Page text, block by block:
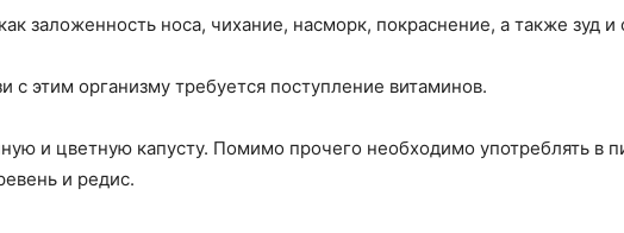
заложенность носа, чихание, насморк, покраснение, а также зуд и
с этим организму требуется поступление витаминов.
и цветную капусту. Помимо прочего необходимо употреблять в
и редис.